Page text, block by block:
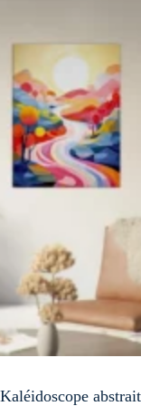
variations.
Les
options
peuvent
être
choisies
page
du
produit